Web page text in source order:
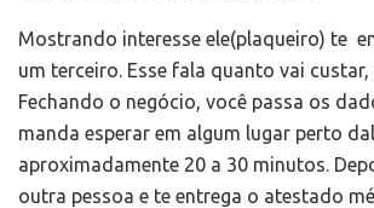
Mostrando interesse ele(plaqueiro) te
um terceiro. Esse fala quanto vai custar,
Fechando o negócio, você passa os
manda esperar em algum lugar perto
aproximadamente 20 a 30 minutos.
outra pessoa e te entrega o atestado